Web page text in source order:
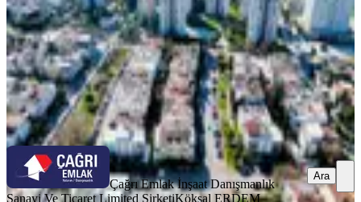
175.000 ₺
Çağrı Emlak İnşaat Danışmanlık Sanayi Ve Ticaret Limited
ŞirketiKöksal ERDEM
Ara
Çağrı Emlak İnşaat Danışmanlık
Sanayi Ve Ticaret Limited ŞirketiKöksal ERDEM
Ara